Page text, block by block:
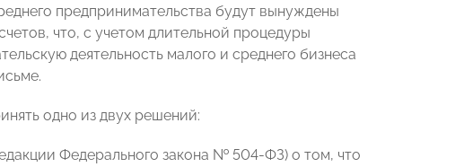
предпринимательства будут вынуждены
что, с учетом длительной процедуры
деятельность малого и среднего бизнеса
одно из двух решений:
Федерального закона № 504-ФЗ) о том, что